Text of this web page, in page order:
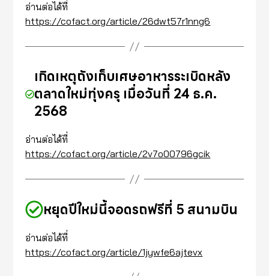
อ่านต่อได้ที่
https://cofact.org/article/26dwt57r1nng6
เกิดเหตุถังเก็บเศษอาหารระเบิดหลัง
ตลาดใหม่ทุ่งครุ เมื่อวันที่ 24 ธ.ค.
2568
อ่านต่อได้ที่
https://cofact.org/article/2v7o00796gcik
หยุดปีใหม่นี้จอดรถฟรีที่ 5 สนามบิน
อ่านต่อได้ที่
https://cofact.org/article/1jywfe6ajtevx